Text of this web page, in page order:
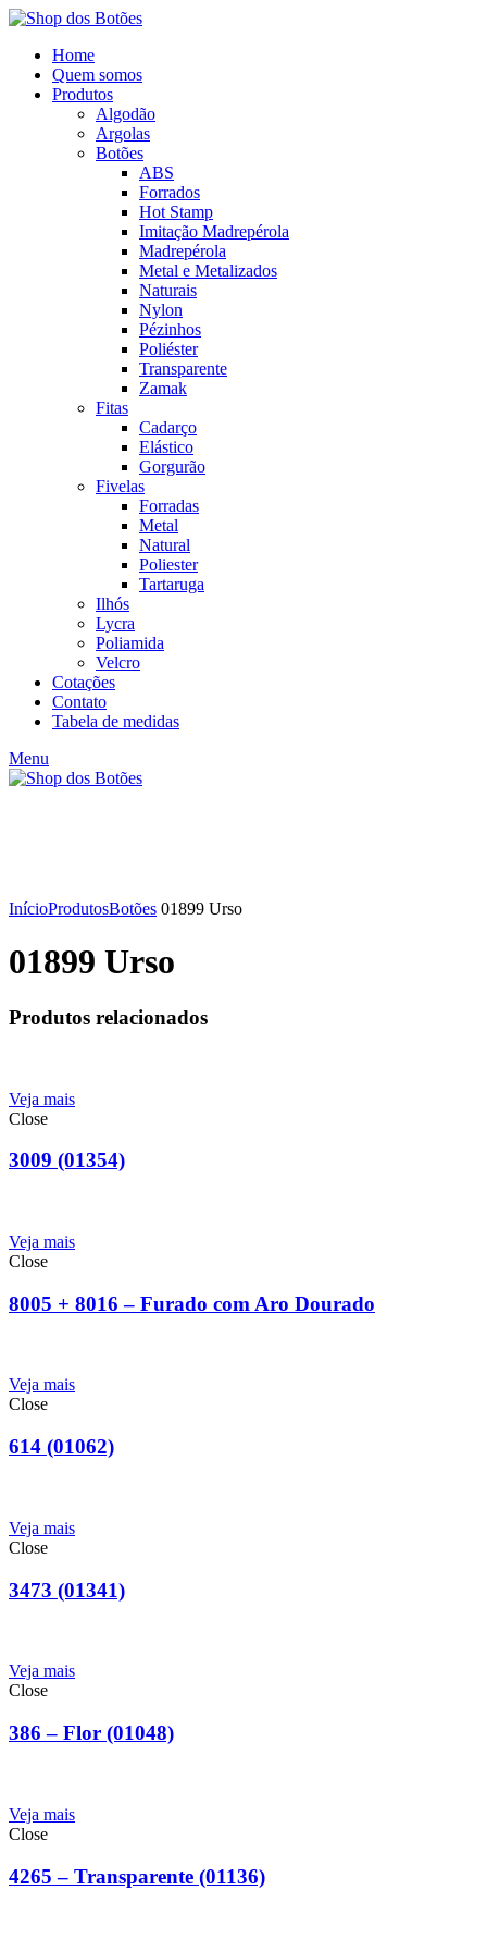
Home
Quem somos
Produtos
Algodão
Argolas
Botões
ABS
Forrados
Hot Stamp
Imitação Madrepérola
Madrepérola
Metal e Metalizados
Naturais
Nylon
Pézinhos
Poliéster
Transparente
Zamak
Fitas
Cadarço
Elástico
Gorgurão
Fivelas
Forradas
Metal
Natural
Poliester
Tartaruga
Ilhós
Lycra
Poliamida
Velcro
Cotações
Contato
Tabela de medidas
Menu
InícioProdutosBotões 01899 Urso
01899 Urso
Produtos relacionados
Veja mais
Close
3009 (01354)
Veja mais
Close
8005 + 8016 – Furado com Aro Dourado
Veja mais
Close
614 (01062)
Veja mais
Close
3473 (01341)
Veja mais
Close
386 – Flor (01048)
Veja mais
Close
4265 – Transparente (01136)